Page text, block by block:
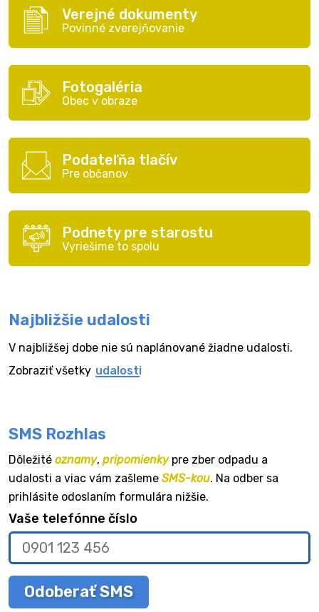
Verejné dokumenty
Povinné zverejňovanie
Fotogaléria
Obec v obraze
Podateľňa tlačív
Pre občanov
Podnety pre starostu
Vyriešime to spolu
Najbližšie udalosti
V najbližšej dobe nie sú naplánované žiadne udalosti.
Zobraziť všetky udalosti
SMS Rozhlas
Dôležité oznamy, pripomienkypre zber odpadu a
udalosti a viac vám zašleme SMS-kou. Na odber sa
prihlásite odoslaním formulára nižšie.
Vaše telefónne číslo
Odoberať SMS